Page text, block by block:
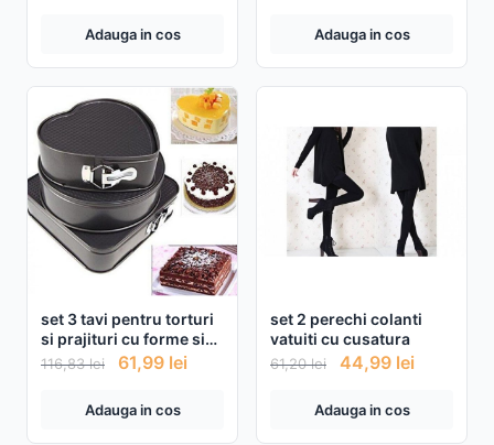
Adauga in cos Adauga in cos
set 3 tavi pentru torturi
si prajituri cu forme si
diametre diferite
116,83lei 61,99 lei
Adauga in cos
set 2 perechi colanti
vatuiti cu cusatura
61,20lei 44,99 lei
Adauga in cos